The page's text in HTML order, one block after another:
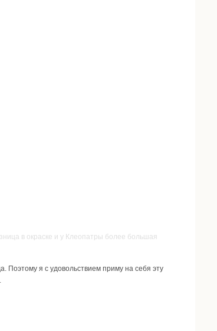
в окраске и у Клеопатры более большая
Поэтому я с удовольствием приму на себя эту